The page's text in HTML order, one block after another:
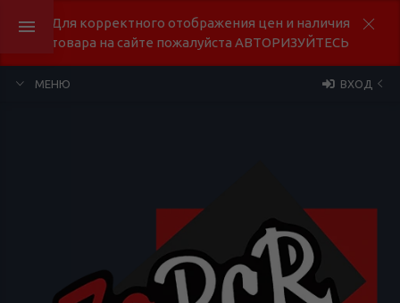
Для корректного отображения цен и наличия
товара на сайте пожалуйста АВТОРИЗУЙТЕСЬ
МЕНЮ ВХОД